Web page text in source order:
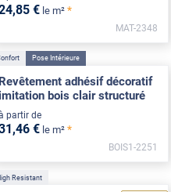
,85 € le m² *
MAT-2348
Pose Intérieure
Revêtement adhésif décoratif
imitation bois clair structuré
partir de
,46 € le m² *
BOIS1-2251
Resistant